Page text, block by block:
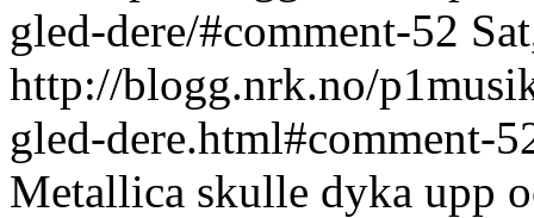
gled-dere/#comment-52
http://blogg.nrk.no/
gled-dere.html#comment-
Metallica skulle dyka upp